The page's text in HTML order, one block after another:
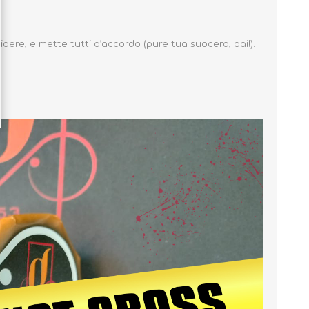
e mette tutti d’accordo (pure tua suocera, dai!).